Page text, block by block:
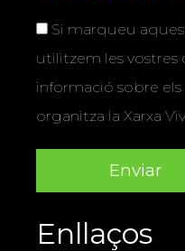
Si marqueu
utilitzem les vostres
informació sobre
organitza la Xarxa
Enllaços